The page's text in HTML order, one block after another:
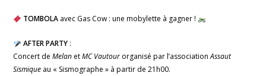
TOMBOLA avec Gas Cow : une mobylette à gagner !
AFTER PARTY :
Concert deMelan etMC Vautour organisé par l’associationAssaut
Sismique au « Sismographe » à partir de 21h00.